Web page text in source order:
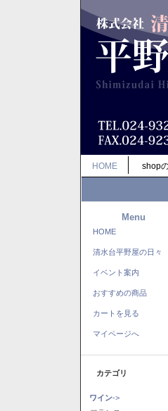
HOME shop
Menu
HOME
清水台平野屋の日々
イベント案内
おすすめの商品
カートを見る
マイページへ
カテゴリ
ワイン->